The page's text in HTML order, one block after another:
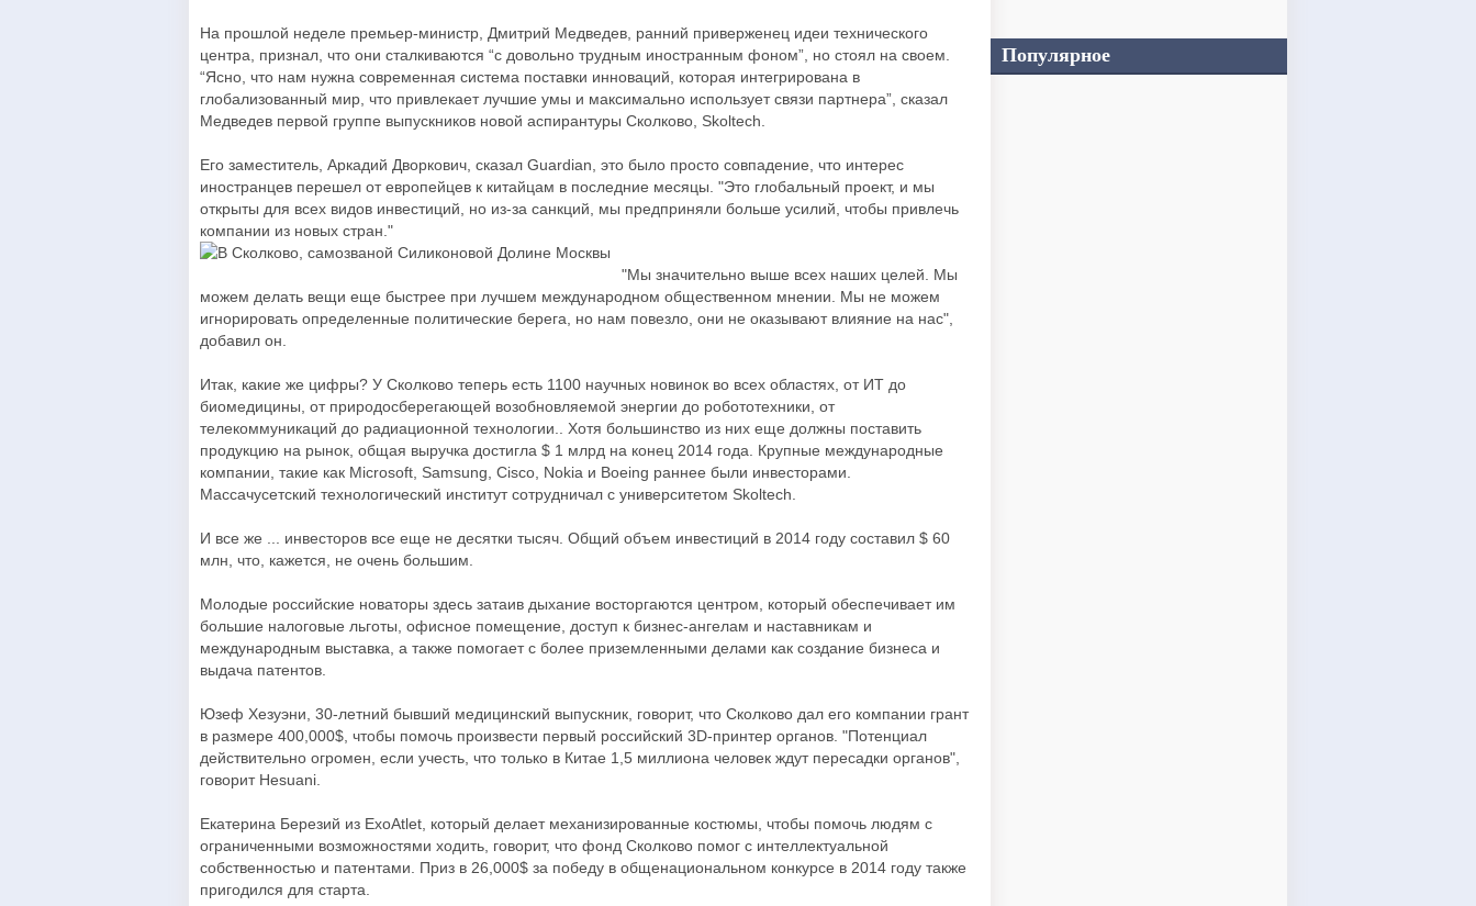
На прошлой неделе премьер-министр, Дмитрий Медведев, ранний приверженец идеи технического
центра, признал, что они сталкиваются “с довольно трудным иностранным фоном”, но стоял на своем.
“Ясно, что нам нужна современная система поставки инноваций, которая интегрирована в
глобализованный мир, что привлекает лучшие умы и максимально использует связи партнера”, сказал
Медведев первой группе выпускников новой аспирантуры Сколково, Skoltech.
Его заместитель, Аркадий Дворкович, сказал Guardian, это было просто совпадение, что интерес
иностранцев перешел от европейцев к китайцам в последние месяцы. "Это глобальный проект, и мы
открыты для всех видов инвестиций, но из-за санкций, мы предприняли больше усилий, чтобы привлечь
компании из новых стран."
"Мы значительно выше всех наших целей. Мы
можем делать вещи еще быстрее при лучшем международном общественном мнении. Мы не можем
игнорировать определенные политические берега, но нам повезло, они не оказывают влияние на нас",
добавил он.
Итак, какие же цифры? У Сколково теперь есть 1100 научных новинок во всех областях, от ИТ до
биомедицины, от природосберегающей возобновляемой энергии до робототехники, от
телекоммуникаций до радиационной технологии.. Хотя большинство из них еще должны поставить
продукцию на рынок, общая выручка достигла $ 1 млрд на конец 2014 года. Крупные международные
компании, такие как Microsoft, Samsung, Cisco, Nokia и Boeing раннее были инвесторами.
Массачусетский технологический институт сотрудничал с университетом Skoltech.
И все же ... инвесторов все еще не десятки тысяч. Общий объем инвестиций в 2014 году составил $ 60
млн, что, кажется, не очень большим.
Молодые российские новаторы здесь затаив дыхание восторгаются центром, который обеспечивает им
большие налоговые льготы, офисное помещение, доступ к бизнес-ангелам и наставникам и
международным выставка, а также помогает с более приземленными делами как создание бизнеса и
выдача патентов.
Юзеф Хезуэни, 30-летний бывший медицинский выпускник, говорит, что Сколково дал его компании грант
в размере 400,000$, чтобы помочь произвести первый российский 3D-принтер органов. "Потенциал
действительно огромен, если учесть, что только в Китае 1,5 миллиона человек ждут пересадки органов",
говорит Hesuani.
Екатерина Березий из ExoAtlet, который делает механизированные костюмы, чтобы помочь людям с
ограниченными возможностями ходить, говорит, что фонд Сколково помог с интеллектуальной
собственностью и патентами. Приз в 26,000$ за победу в общенациональном конкурсе в 2014 году также
пригодился для старта.
Популярное